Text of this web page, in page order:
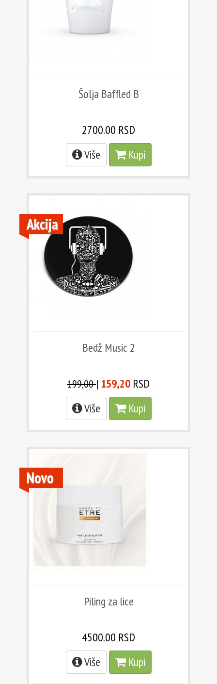
Šolja Baffled B
2700.00 RSD
Više
Kupi
Bedž Music 2
199,00| 159,20 RSD
Više
Kupi
Akcija
Piling za lice
4500.00 RSD
Više
Kupi
Novo